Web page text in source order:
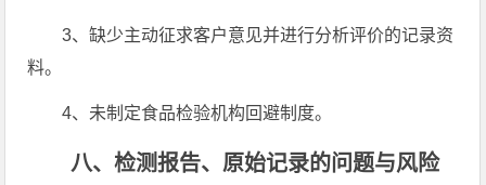
3、缺少主动征求客户意见并进行分析评价的记录资
料。
4、未制定食品检验机构回避制度。
八、检测报告、原始记录的问题与风险